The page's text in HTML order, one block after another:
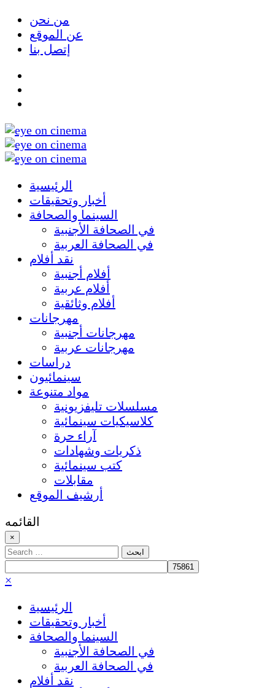
من نحن
عن الموقع
إتصل بنا
الرئيسية
أخبار وتحقيقات
السينما والصحافة
في الصحافة الأجنبية
في الصحافة العربية
نقد أفلام
أفلام أجنبية
أفلام عربية
أفلام وثائقية
مهرجانات
مهرجانات أجنبية
مهرجانات عربية
دراسات
سينمائيون
مواد متنوعة
مسلسلات تليفزيونية
كلاسيكيات سينمائية
آراء حرة
ذكريات وشهادات
كتب سينمائية
مقابلات
أرشيف الموقع
القائمه
×
Search
for:
×
الرئيسية
أخبار وتحقيقات
السينما والصحافة
في الصحافة الأجنبية
في الصحافة العربية
نقد أفلام